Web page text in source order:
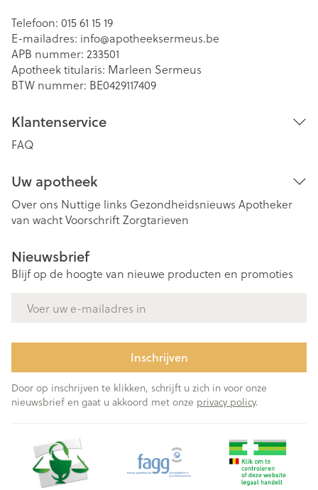
Telefoon: 015 61 15 19
E-mailadres: info@apotheeksermeus.be
APB nummer: 233501
Apotheek titularis: Marleen Sermeus
BTW nummer: BE0429117409
Klantenservice
FAQ
Uw apotheek
Over ons Nuttige links Gezondheidsnieuws Apotheker
van wachtVoorschriftZorgtarieven
Nieuwsbrief
Blijf op de hoogte van nieuwe producten en promoties
Inschrijven
Door op inschrijven te klikken, schrijft u zich in voor onze
nieuwsbrief en gaat u akkoord met onze privacy policy.